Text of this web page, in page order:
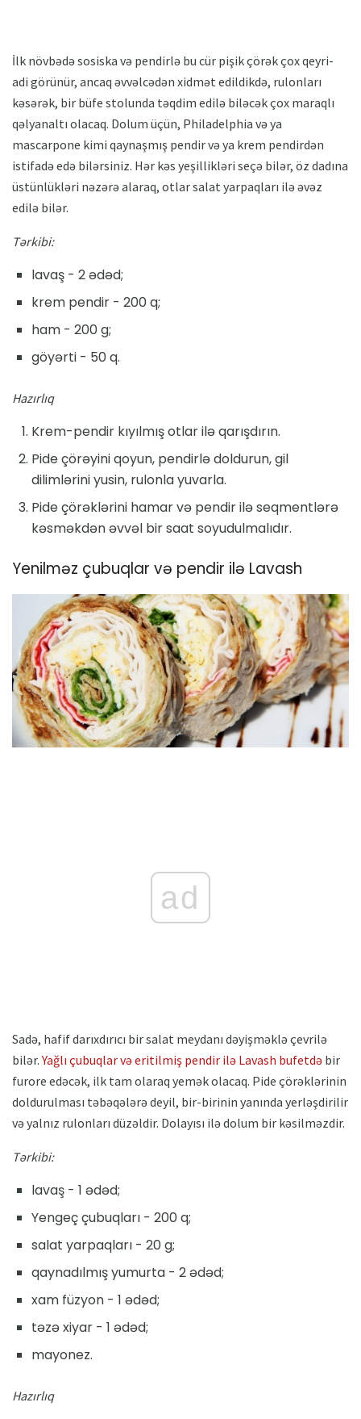
İlk növbədə sosiska və pendirlə bu cür pişik çörək çox qeyri-
adi görünür, ancaq əvvəlcədən xidmət edildikdə, rulonları
kəsərək, bir büfe stolunda təqdim edilə biləcək çox maraqlı
qəlyanaltı olacaq. Dolum üçün, Philadelphia və ya
mascarpone kimi qaynaşmış pendir və ya krem ​​pendirdən
istifadə edə bilərsiniz. Hər kəs yeşillikləri seçə bilər, öz dadına
üstünlükləri nəzərə alaraq, otlar salat yarpaqları ilə əvəz
edilə bilər.
Tərkibi:
lavaş - 2 ədəd;
krem pendir - 200 q;
ham - 200 g;
göyərti - 50 q.
Hazırlıq
Krem-pendir kıyılmış otlar ilə qarışdırın.
Pide çörəyini qoyun, pendirlə doldurun, gil
dilimlərini yusin, rulonla yuvarla.
Pide çörəklərini hamar və pendir ilə seqmentlərə
kəsməkdən əvvəl bir saat soyudulmalıdır.
Yenilməz çubuqlar və pendir ilə Lavash
ad
Sadə, hafif darıxdırıcı bir salat meydanı dəyişməklə çevrilə
bilər.Yağlı çubuqlar və eritilmiş pendir ilə Lavash bufetdə bir
furore edəcək, ilk tam olaraq yemək olacaq. Pide çörəklərinin
doldurulması təbəqələrə deyil, bir-birinin yanında yerləşdirilir
və yalnız rulonları düzəldir. Dolayısı ilə dolum bir kəsilməzdir.
Tərkibi:
lavaş - 1 ədəd;
Yengeç çubuqları - 200 q;
salat yarpaqları - 20 g;
qaynadılmış yumurta - 2 ədəd;
xam füzyon - 1 ədəd;
təzə xiyar - 1 ədəd;
mayonez.
Hazırlıq